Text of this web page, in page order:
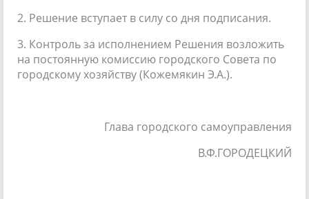
2. Решение вступает в силу со дня подписания.
3. Контроль за исполнением Решения возложить
на постоянную комиссию городского Совета по
городскому хозяйству (Кожемякин Э.А.).
Глава городского самоуправления
В.Ф.ГОРОДЕЦКИЙ